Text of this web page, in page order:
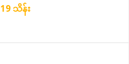
19 သိန်း